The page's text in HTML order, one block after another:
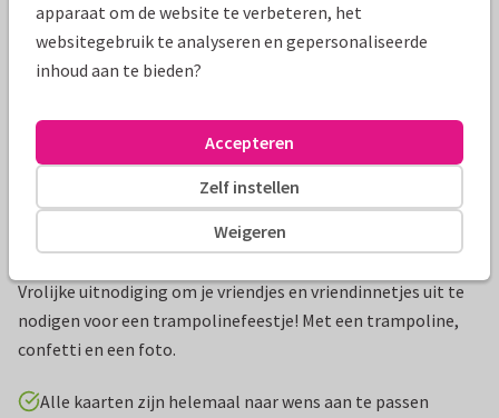
Productinformatie
Vrolijke uitnodiging om je vriendjes en vriendinnetjes uit te
nodigen voor een trampolinefeestje! Met een trampoline,
confetti en een foto.
Alle kaarten zijn helemaal naar wens aan te passen
apparaat om de website te verbeteren, het
websitegebruik te analyseren en gepersonaliseerde
inhoud aan te bieden?
Weigeren
Zelf instellen
Accepteren